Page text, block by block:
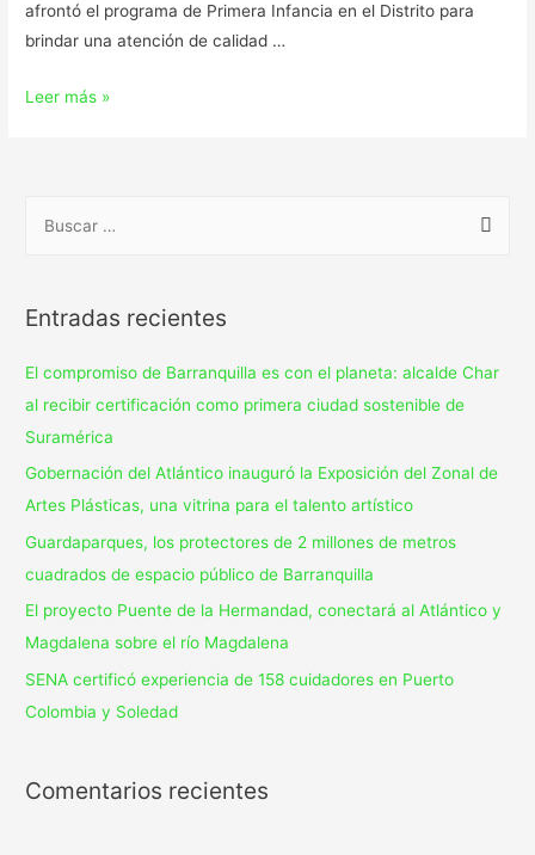
afrontó el programa de Primera Infancia en el Distrito para
brindar una atención de calidad …
Leer más »
Entradas recientes
El compromiso de Barranquilla es con el planeta: alcalde Char
al recibir certificación como primera ciudad sostenible de
Suramérica
Gobernación del Atlántico inauguró la Exposición del Zonal de
Artes Plásticas, una vitrina para el talento artístico
Guardaparques, los protectores de 2 millones de metros
cuadrados de espacio público de Barranquilla
El proyecto Puente de la Hermandad, conectará al Atlántico y
Magdalena sobre el río Magdalena
SENA certificó experiencia de 158 cuidadores en Puerto
Colombia y Soledad
Comentarios recientes